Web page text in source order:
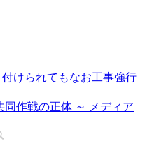
けられてもなお工事強行
作戦の正体 ～ メディア